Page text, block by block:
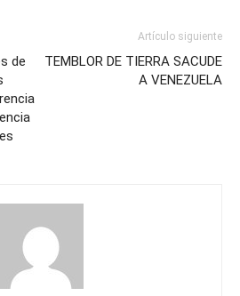
de
Artículo siguiente
TEMBLOR DE TIERRA SACUDE
A VENEZUELA